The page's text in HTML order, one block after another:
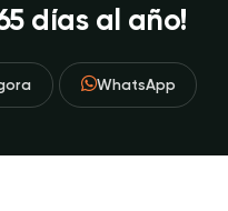
días al año!
WhatsApp